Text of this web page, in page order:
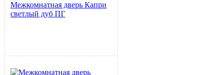
Межкомнатная дверь Капри
светлый дуб ПГ